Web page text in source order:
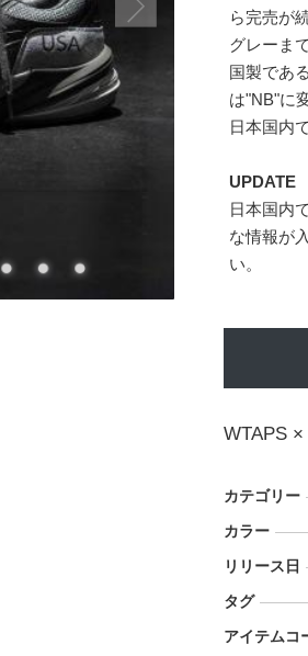
ら完売が
グレーま
国製であ
は"NB"に
日本国内
UPDATE
日本国内
な情報が
い。
WTAPS
カテゴリー
カラー
リリース日
タグ
アイテムコ